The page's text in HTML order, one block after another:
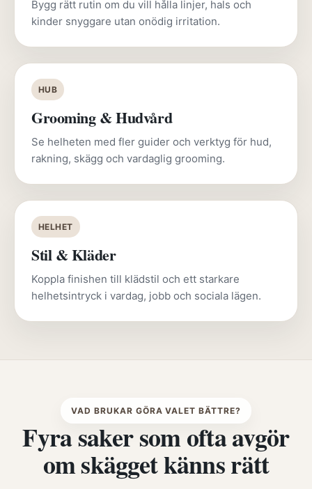
Bygg rätt rutin om du vill hålla linjer, hals och
kinder snyggare utan onödig irritation.
HUB
Grooming & Hudvård
Se helheten med fler guider och verktyg för hud,
rakning, skägg och vardaglig grooming.
HELHET
Stil & Kläder
Koppla finishen till klädstil och ett starkare
helhetsintryck i vardag, jobb och sociala lägen.
VAD BRUKAR GÖRA VALET BÄTTRE?
Fyra saker som ofta avgör
om skägget känns rätt